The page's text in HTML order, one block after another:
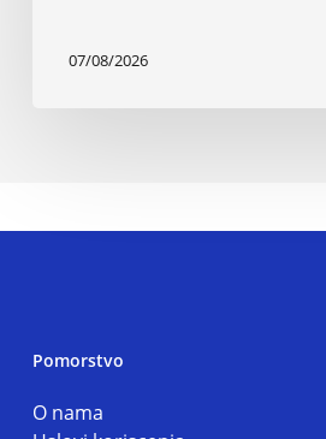
07/08/2026
Pomorstvo
O nama